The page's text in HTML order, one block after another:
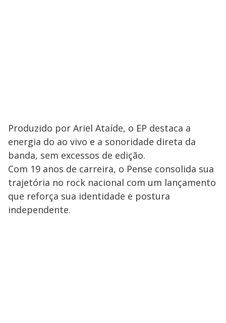
Produzido por Ariel Ataíde, o EP destaca a
energia do ao vivo e a sonoridade direta da
banda, sem excessos de edição.
Com 19 anos de carreira, o Pense consolida sua
trajetória no rock nacional com um lançamento
que reforça sua identidade e postura
independente.